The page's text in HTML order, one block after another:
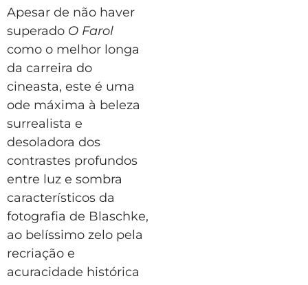
Apesar de não haver
superado O Farol
como o melhor longa
da carreira do
cineasta, este é uma
ode máxima à beleza
surrealista e
desoladora dos
contrastes profundos
entre luz e sombra
característicos da
fotografia de Blaschke,
ao belíssimo zelo pela
recriação e
acuracidade histórica